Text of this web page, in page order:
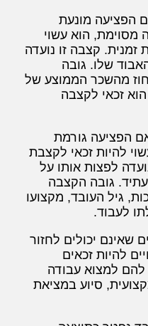
הפציעה מונעת
מסוימת, הוא עשוי
זמנית. קצבה זו נועדה
שלו. גובה
מהשכר הממוצע של
זכאי לקצבה
הפציעה גורמת
להיות זכאי לקצבת
לפצות אותו על
גובה הקצבה
גיל העובד, מקצועו
לעבוד.
שאינם יכולים לחזור
להיות זכאים
להם למצוא עבודה
סיוע במציאת